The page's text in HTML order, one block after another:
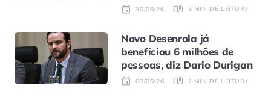
30/06/26 5 MIN DE LEITURA
Novo Desenrola já
beneficiou 6 milhões de
pessoas, diz Dario Durigan
09/06/26 2 MIN DE LEITURA